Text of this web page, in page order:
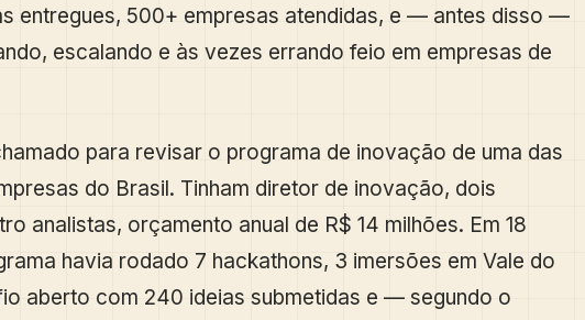
entregues, 500+ empresas atendidas, e — antes disso —
escalando e às vezes errando feio em empresas de
para revisar o programa de inovação de uma das
do Brasil. Tinham diretor de inovação, dois
analistas, orçamento anual de R$ 14 milhões. Em 18
havia rodado 7 hackathons, 3 imersões em Vale do
aberto com 240 ideias submetidas e — segundo o